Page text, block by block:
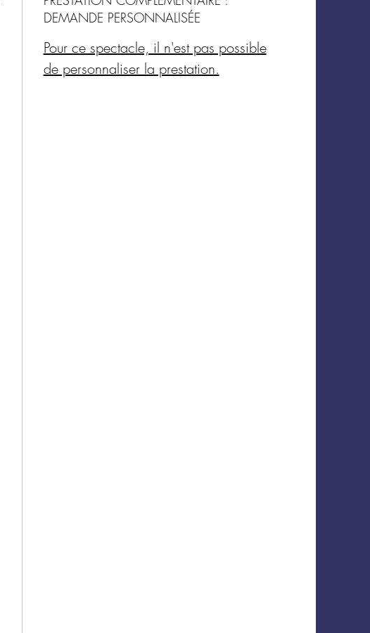
delà, forfait de 35 € ou de 70 €
selon la distance (à ajouter au
moment du paiement). Si plus de
150 km nous contacter.
DEMANDE PERSONNALISÉE
Pour ce spectacle, il n'est pas possible
de personnaliser la prestation.